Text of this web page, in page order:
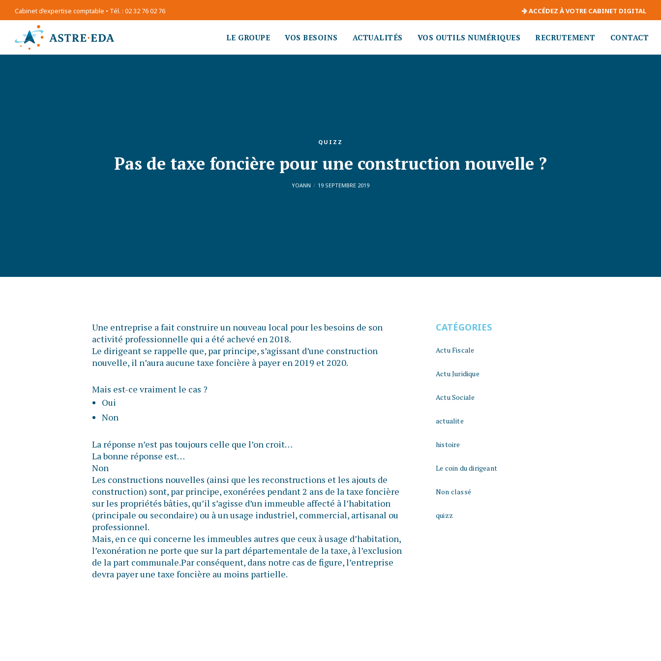
Cabinet d’expertise comptable • Tél. : 02 32 76 02 76 ACCÉDEZ À VOTRE CABINET DIGITAL
LE GROUPE VOS BESOINS ACTUALITÉS VOS OUTILS NUMÉRIQUES RECRUTEMENT CONTACT
QUIZZ
Pas de taxe foncière pour une construction nouvelle ?
YOANN 19 SEPTEMBRE 2019
Une entreprise a fait construire un nouveau local pour les besoins de son
activité professionnelle qui a été achevé en 2018.
Le dirigeant se rappelle que, par principe, s’agissant d’une construction
nouvelle, il n’aura aucune taxe foncière à payer en 2019 et 2020.
Mais est-ce vraiment le cas ?
Oui
Non
La réponse n’est pas toujours celle que l’on croit…
La bonne réponse est…
Non
Les constructions nouvelles (ainsi que les reconstructions et les ajouts de
construction) sont, par principe, exonérées pendant 2 ans de la taxe foncière
sur les propriétés bâties, qu’il s’agisse d’un immeuble affecté à l’habitation
(principale ou secondaire) ou à un usage industriel, commercial, artisanal ou
professionnel.
Mais, en ce qui concerne les immeubles autres que ceux à usage d’habitation,
l’exonération ne porte que sur la part départementale de la taxe, à l’exclusion
de la part communale.Par conséquent, dans notre cas de figure, l’entreprise
devra payer une taxe foncière au moins partielle.
CATÉGORIES
Actu Fiscale
Actu Juridique
Actu Sociale
actualite
histoire
Le coin du dirigeant
Non classé
quizz